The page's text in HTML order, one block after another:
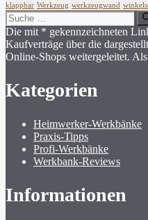
klappbar Werkzeug werkzeugwand
Suche
nach:
Die mit * gekennzeichneten
Kaufverträge über die
Online-Shops weitergeleitet.
Kategorien
Heimwerker-Werkbänke
Praxis-Tipps
Profi-Werkbänke
Werkbank-Reviews
Informationen